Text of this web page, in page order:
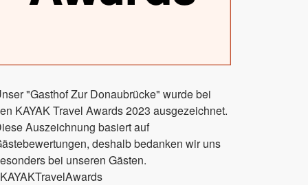
"Gasthof Zur Donaubrücke" wurde bei
KAYAK Travel Awards 2023 ausgezeichnet.
Auszeichnung basiert auf
deshalb bedanken wir uns
bei unseren Gästen.